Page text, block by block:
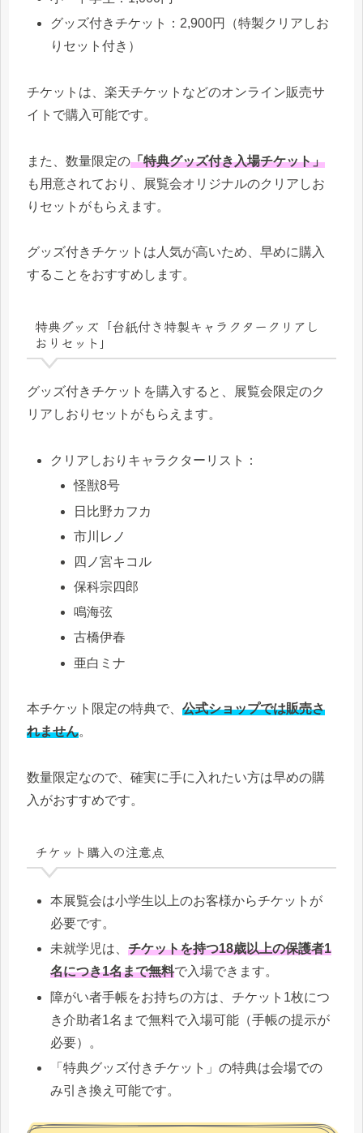
グッズ付きチケット：2,900円（特製クリアしお
りセット付き）
チケットは、楽天チケットなどのオンライン販売サ
イトで購入可能です。
また、数量限定の「特典グッズ付き入場チケット」
も用意されており、展覧会オリジナルのクリアしお
りセットがもらえます。
グッズ付きチケットは人気が高いため、早めに購入
することをおすすめします。
特典グッズ「台紙付き特製キャラクタークリアし
おりセット」
グッズ付きチケットを購入すると、展覧会限定のク
リアしおりセットがもらえます。
クリアしおりキャラクターリスト：
怪獣8号
日比野カフカ
市川レノ
四ノ宮キコル
保科宗四郎
鳴海弦
古橋伊春
亜白ミナ
本チケット限定の特典で、 公式ショップでは販売さ
れません。
数量限定なので、確実に手に入れたい方は早めの購
入がおすすめです。
チケット購入の注意点
本展覧会は小学生以上のお客様からチケットが
必要です。
未就学児は、チケットを持つ18歳以上の保護者1
名につき1名まで無料で入場できます。
障がい者手帳をお持ちの方は、チケット1枚につ
き介助者1名まで無料で入場可能（手帳の提示が
必要）。
「特典グッズ付きチケット」の特典は会場での
み引き換え可能です。